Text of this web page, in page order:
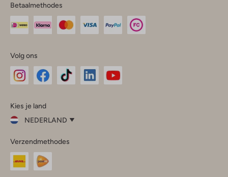
Betaalmethodes
Volg ons
InstagramFacebook
Kies je land
NEDERLAND
je
land
Nederland
Verzendmethodes